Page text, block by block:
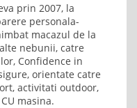
prin 2007, la
personala-
macazul de la
alte nebunii, catre
Confidence in
orientate catre
activitati outdoor,
masina.